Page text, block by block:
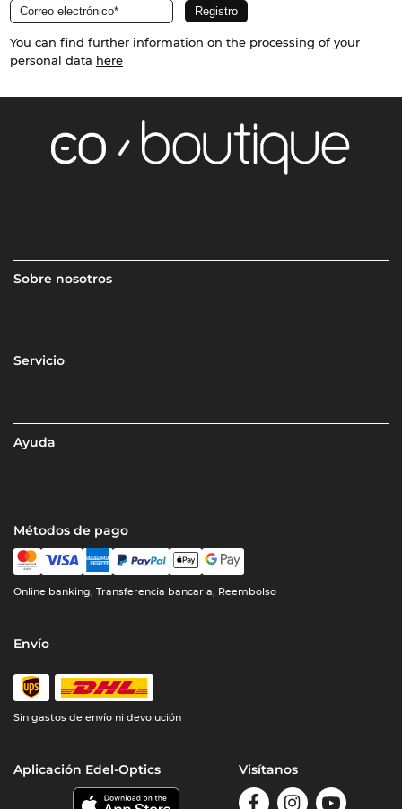
You can find further information on the processing of your
personal data here
Sobre nosotros
Servicio
Ayuda
Métodos de pago
Online banking, Transferencia bancaria, Reembolso
Envío
Sin gastos de envío ni devolución
Aplicación Edel-Optics Visítanos